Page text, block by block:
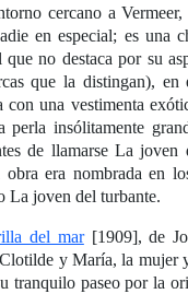
cercano a
en especial; es una
que no destaca por su
que la distingan), en
con una vestimenta
perla insólitamente
de llamarse La joven
obra era nombrada en
La joven del turbante.
del mar[1909], de
Clotilde y María, la mujer
tranquilo paseo por la